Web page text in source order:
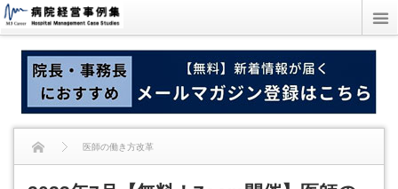
医師の働き方改革
2023年7月【無料！Zoom開催】医師の働き方改革 攻略セミナー